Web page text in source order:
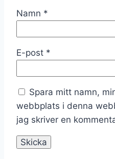
Namn *
E-post *
Spara mitt namn,
webbplats i denna
jag skriver en